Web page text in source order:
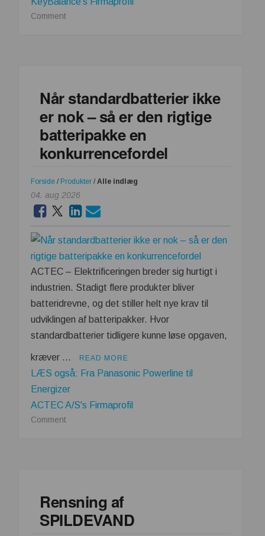
Commenton
til
hovedkontoret
i
Bagsværd
Når standardbatterier ikke
er nok – så er den rigtige
batteripakke en
konkurrencefordel
Forside / Produkter / Alle indlæg
04. aug 2026
ACTEC – Elektrificeringen breder sig hurtigt i
industrien. Stadigt flere produkter bliver
batteridrevne, og det stiller helt nye krav til
udviklingen af batteripakker. Hvor
standardbatterier tidligere kunne løse opgaven,
kræver … READ MORE
LÆS også: Fra Panasonic Powerline til
Energizer
ACTEC A/S's Firmaprofil
Commenton
–
så
er
Rensning af
SPILDEVAND